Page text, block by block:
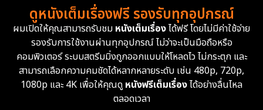
ดูหนังเต็มเรื่องฟรี รองรับทุกอุปกรณ์
ผมเปิดให้คุณสามารถรับชม หนังเต็มเรื่องได้ฟรี โดยไม่มีค่าใช้จ่าย
รองรับการใช้งานผ่านทุกอุปกรณ์ ไม่ว่าจะเป็นมือถือหรือ
คอมพิวเตอร์ ระบบสตรีมมิ่งถูกออกแบบให้โหลดไว ไม่กระตุก และ
สามารถเลือกความคมชัดได้หลากหลายระดับ เช่น 480p, 720p,
1080p และ 4K เพื่อให้คุณดูหนังฟรีเต็มเรื่องได้อย่างลื่นไหล
ตลอดเวลา